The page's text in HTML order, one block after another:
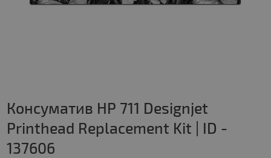
Консуматив HP 711 Designjet
Printhead Replacement Kit | ID -
137606